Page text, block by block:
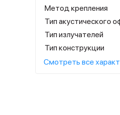
Метод крепления
Тип акустического
Тип излучателей
Тип конструкции
Смотреть все